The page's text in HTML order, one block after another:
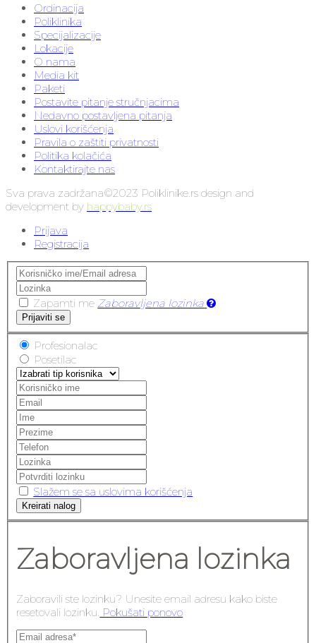
Ordinacija
Poliklinika
Specijalizacije
Lokacije
O nama
Media kit
Paketi
Postavite pitanje stručnjacima
Nedavno postavljena pitanja
Uslovi korišćenja
Pravila o zaštiti privatnosti
Politika kolačića
Kontaktirajte nas
Sva prava zadržana©2023 Poliklinike.rs design and
development by happybaby.rs
Prijava
Registracija
Zapamti me Zaboravljena lozinka
Prijaviti se
Profesionalac
Posetilac
Slažem se sa uslovima korišćenja
Kreirati nalog
Zaboravljena lozinka
Zaboravili ste lozinku? Unesite email adresu kako biste
resetovali lozinku. Pokušati ponovo